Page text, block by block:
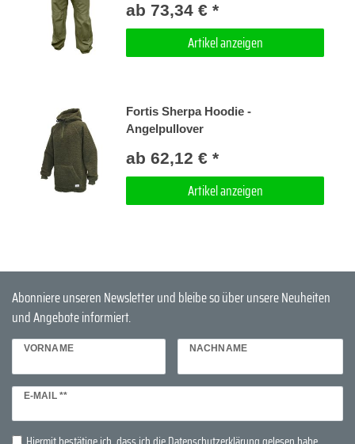
ab 73,34 € *
Artikel anzeigen
Fortis Sherpa Hoodie -
Angelpullover
ab 62,12 € *
Artikel anzeigen
Abonniere unseren Newsletter und bleibe so über unsere Neuheiten
und Angebote informiert.
VORNAME NACHNAME
E-MAIL **
Newsletter
Honig